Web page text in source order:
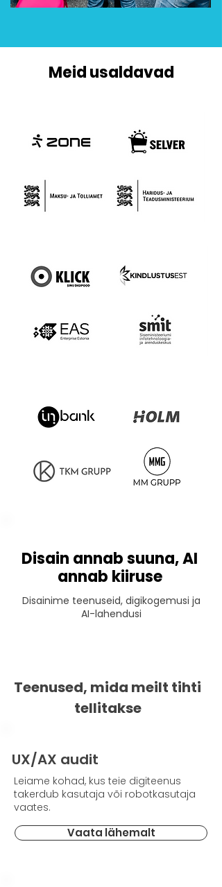
Meid usaldavad
Disain annab suuna, AI
annab kiiruse
Disainime teenuseid, digikogemusi ja
AI-lahendusi
Teenused, mida meilt tihti
tellitakse
UX/AX audit
Leiame kohad, kus teie digiteenus
takerdub kasutaja või robotkasutaja
vaates.
Vaata lähemalt